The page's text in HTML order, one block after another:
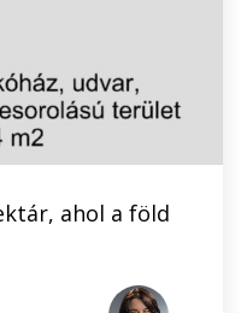
ahol a föld